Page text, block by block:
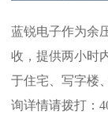
蓝锐电子作为余
收，提供两小时
于住宅、写字楼
询详情请拨打：